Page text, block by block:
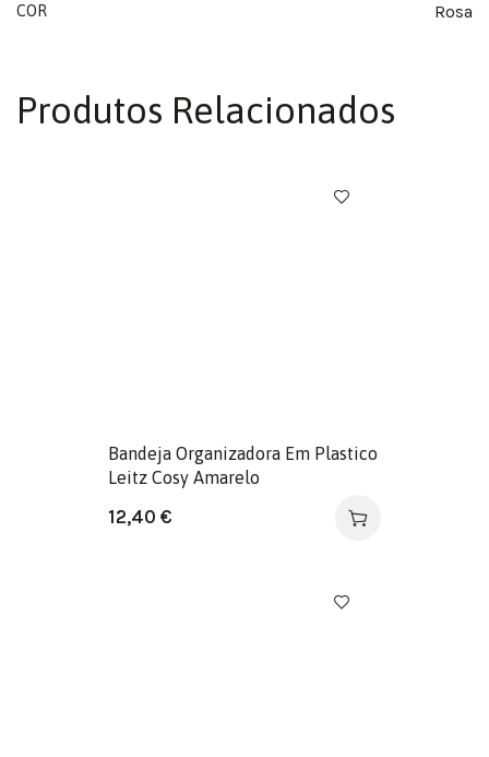
COR Rosa
Produtos Relacionados
Bandeja Organizadora Em Plastico
Leitz Cosy Amarelo
12,40 €